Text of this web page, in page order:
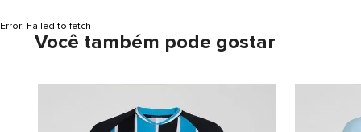
Error: Failed to fetch
Você também pode gostar